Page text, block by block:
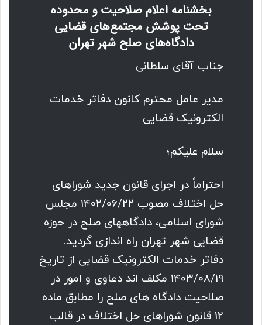
بخشنامه اعلام صلاحیت و محدوده
تحت پوشش مجتمع‌های قضایی
دادگاه‌های صلح شهر تهران
جناب آقای سلطانی
مدیر عامل محترم کانون دفاتر خدمات
الکترونیک قضایی
سلام علیکم؛
احتراماً در اجرای قانون جدید شوراهای
حل اختلاف مصوب 1402/06/22 مجلس
شورای اسلامی، دادگاههای صلح در حوزه
قضایی شهر تهران راه اندازی گردید.
دفاتر خدمات الکترونیک قضایی از تاریخ
1403/08/19 مکلف اند دعاوی و امور در
صلاحیت دادگاه های صلح را مطابق ماده
12 قانون شوراهای حل اختلاف در قالب